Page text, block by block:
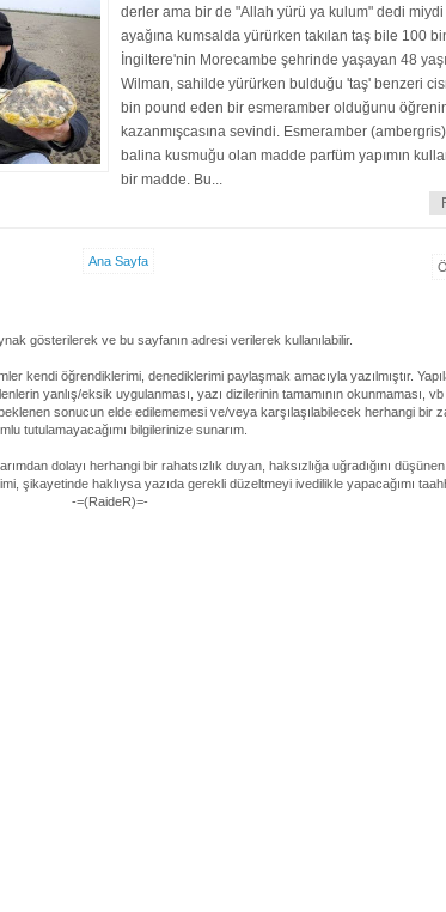
derler ama bir de "Allah yürü ya kulum" dedi miydi
ayağına kumsalda yürürken takılan taş bile 100
İngiltere'nin Morecambe şehrinde yaşayan 48
Wilman, sahilde yürürken bulduğu 'taş' benzeri
bin pound eden bir esmeramber olduğunu
kazanmışcasına sevindi. Esmeramber
balina kusmuğu olan madde parfüm yapımın
bir madde. Bu...
Ana Sayfa
gösterilerek ve bu sayfanın adresi verilerek kullanılabilir.
kendi öğrendiklerimi, denediklerimi paylaşmak amacıyla yazılmıştır.
yanlış/eksik uygulanması, yazı dizilerinin tamamının okunmaması,
sonucun elde edilememesi ve/veya karşılaşılabilecek herhangi bir
tutulamayacağımı bilgilerinize sunarım.
dolayı herhangi bir rahatsızlık duyan, haksızlığa uğradığını
şikayetinde haklıysa yazıda gerekli düzeltmeyi ivedilikle yapacağımı
-=(RaideR)=-